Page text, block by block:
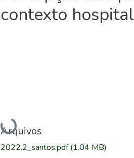
contexto
Carregando...
Arquivos
2022.2_santos.pdf(1.04 MB)